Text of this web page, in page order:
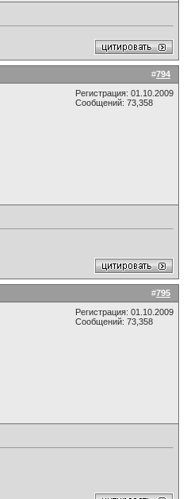
#794
Регистрация: 01.10.2009
Сообщений: 73,358
#795
Регистрация: 01.10.2009
Сообщений: 73,358